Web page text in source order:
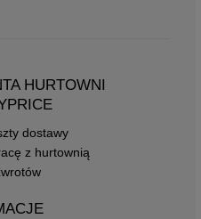
HURTOWNI
dostawy
z hurtownią